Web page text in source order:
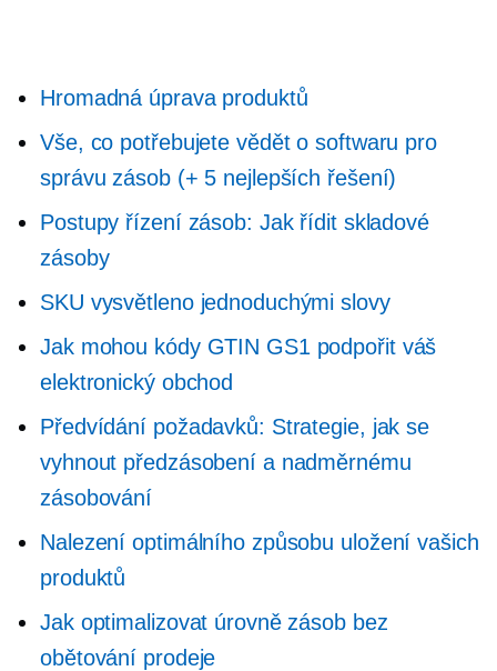
Hromadná úprava produktů
Vše, co potřebujete vědět o softwaru pro
správu zásob (+ 5 nejlepších řešení)
Postupy řízení zásob: Jak řídit skladové
zásoby
SKU vysvětleno jednoduchými slovy
Jak mohou kódy GTIN GS1 podpořit váš
elektronický obchod
Předvídání požadavků: Strategie, jak se
vyhnout předzásobení a nadměrnému
zásobování
Nalezení optimálního způsobu uložení vašich
produktů
Jak optimalizovat úrovně zásob bez
obětování prodeje